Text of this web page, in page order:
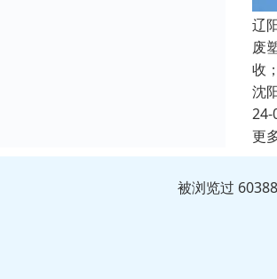
辽
废
收
沈
24-
更
被浏览过